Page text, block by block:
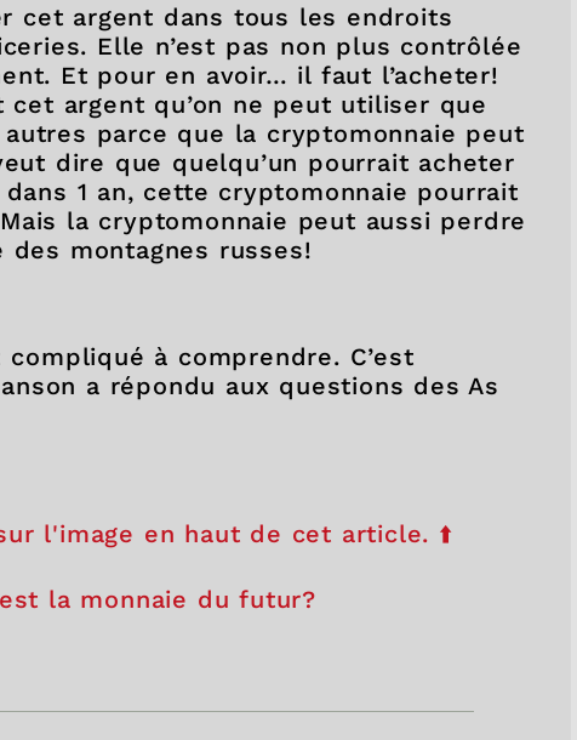
cet argent dans tous les endroits
Elle n’est pas non plus contrôlée
Et pour en avoir… il faut l’acheter!
argent qu’on ne peut utiliser que
parce que la cryptomonnaie peut
dire que quelqu’un pourrait acheter
1 an, cette cryptomonnaie pourrait
la cryptomonnaie peut aussi perdre
des montagnes russes!
à comprendre. C’est
a répondu aux questions des As
l'image en haut de cet article. ⬆️
la monnaie du futur?